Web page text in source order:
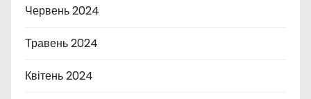
Червень 2024
Травень 2024
Квітень 2024